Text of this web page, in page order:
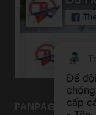
FANPAGE TP
Để
cấp